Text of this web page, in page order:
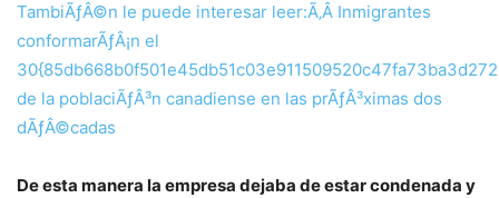
TambiÃƒÂ©n le puede interesar leer:Ã‚Â Inmigrantes
conformarÃƒÂ¡n el
de la poblaciÃƒÂ³n canadiense en las prÃƒÂ³ximas dos
dÃƒÂ©cadas
De esta manera la empresa dejaba de estar condenada y